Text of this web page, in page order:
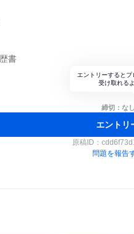
書
エントリーすると
受け取れる
締切：なし
エントリ
原稿ID：
問題を報告